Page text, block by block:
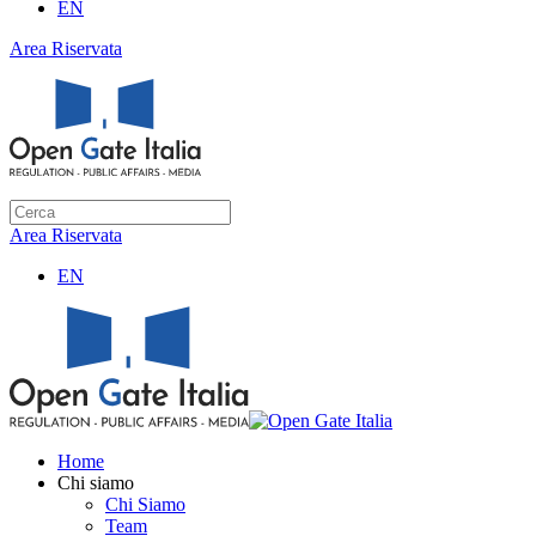
EN
Area Riservata
Area Riservata
EN
Home
Chi siamo
Chi Siamo
Team